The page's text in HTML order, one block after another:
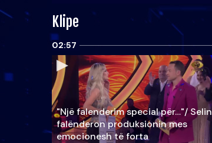
Klipe
02:57
"Një falenderim special për…"/ Selin
falënderon produksionin mes
emocionesh të forta